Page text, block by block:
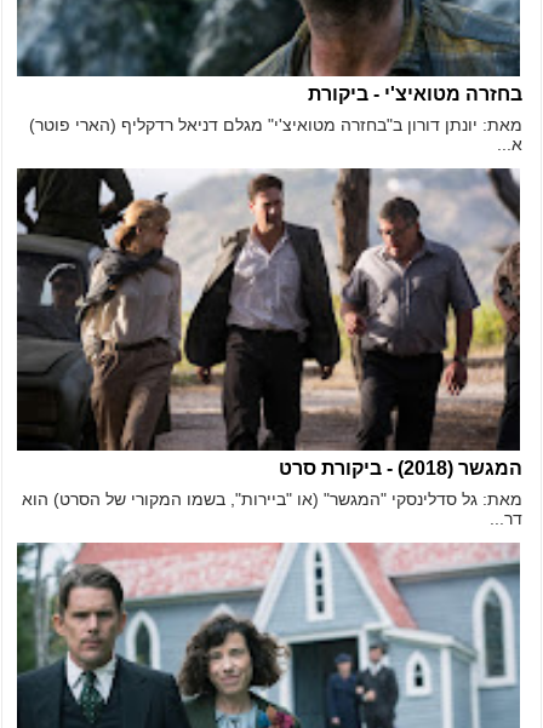
בחזרה מטואיצ'י - ביקורת
מאת: יונתן דורון ב"בחזרה מטואיצ'י" מגלם דניאל רדקליף (הארי פוטר)
א...
המגשר (2018) - ביקורת סרט
מאת: גל סדלינסקי "המגשר" (או "ביירות", בשמו המקורי של הסרט) הוא
דר...